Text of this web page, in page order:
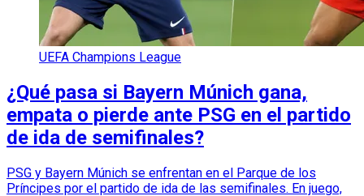
UEFA Champions League
¿Qué pasa si Bayern Múnich gana,
empata o pierde ante PSG en el partido
de ida de semifinales?
PSG y Bayern Múnich se enfrentan en el Parque de los
Príncipes por el partido de ida de las semifinales. En juego,